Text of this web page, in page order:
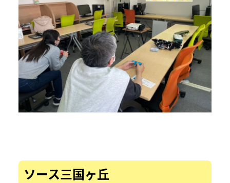
ソース三国ヶ丘